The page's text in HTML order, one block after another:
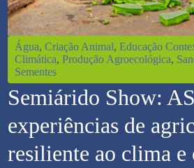
Água, Criação Animal, Educação
Climática, Produção Agroecológica,
Sementes
Semiárido Show:
experiências de
resiliente ao clima e